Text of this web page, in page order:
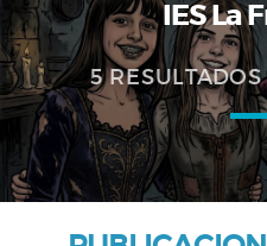
IES La
5